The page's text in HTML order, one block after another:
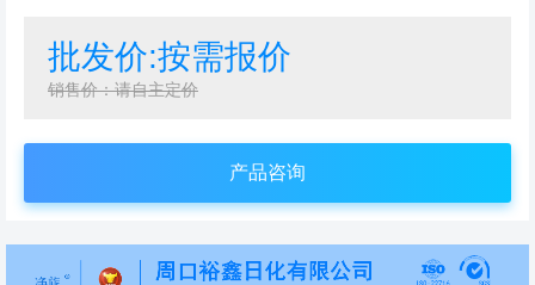
批发价:按需报价
销售价：请自主定价
产品咨询